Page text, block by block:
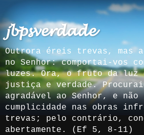
𝓳𝓫𝓹𝓼𝓿𝓮𝓻𝓭𝓪𝓭𝓮
Outrora éreis trevas, mas
no Senhor: comportai-vos
luzes. Ora, o fruto da luz
justiça e verdade.
agradável ao Senhor, e não
cumplicidade nas obras
trevas; pelo contrário,
abertamente. (Ef 5, 8-11)